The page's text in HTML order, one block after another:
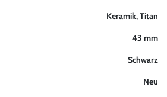
Keramik, Titan
43 mm
Schwarz
Neu